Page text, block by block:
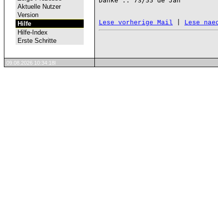
Aktuelle Nutzer
Version
Hilfe
Hilfe-Index
Erste Schritte
Lese vorherige Mail Lese
09.08.2026 10:34:18l